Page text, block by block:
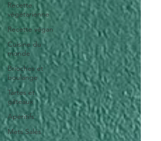
Recette
végétarienne
Recette végan
Cuisine du
monde
Brioches et
boulange
Tartes et
gâteaux
Apéritifs
Mets Salés